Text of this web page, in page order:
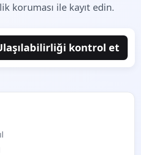
koruması ile kayıt edin.
kontrol et